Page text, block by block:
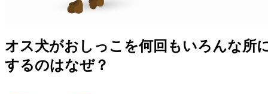
オス犬がおしっこを何回もいろんな所
するのはなぜ？